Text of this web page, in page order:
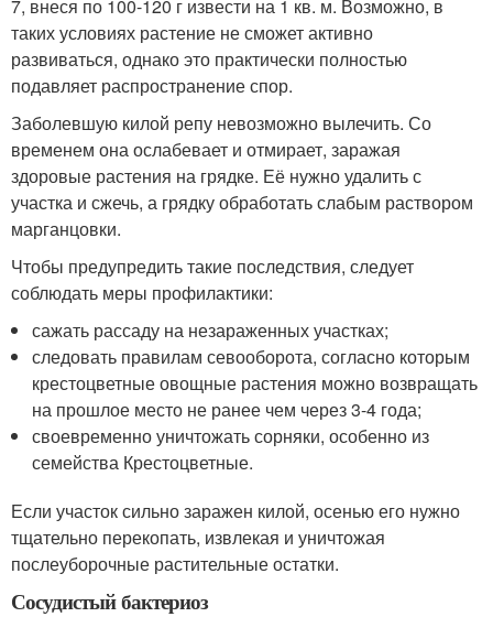
7, внеся по 100-120 г извести на 1 кв. м. Возможно, в
таких условиях растение не сможет активно
развиваться, однако это практически полностью
подавляет распространение спор.
Заболевшую килой репу невозможно вылечить. Со
временем она ослабевает и отмирает, заражая
здоровые растения на грядке. Её нужно удалить с
участка и сжечь, а грядку обработать слабым раствором
марганцовки.
Чтобы предупредить такие последствия, следует
соблюдать меры профилактики:
сажать рассаду на незараженных участках;
следовать правилам севооборота, согласно которым
крестоцветные овощные растения можно возвращать
на прошлое место не ранее чем через 3-4 года;
своевременно уничтожать сорняки, особенно из
семейства Крестоцветные.
Если участок сильно заражен килой, осенью его нужно
тщательно перекопать, извлекая и уничтожая
послеуборочные растительные остатки.
Сосудистый бактериоз